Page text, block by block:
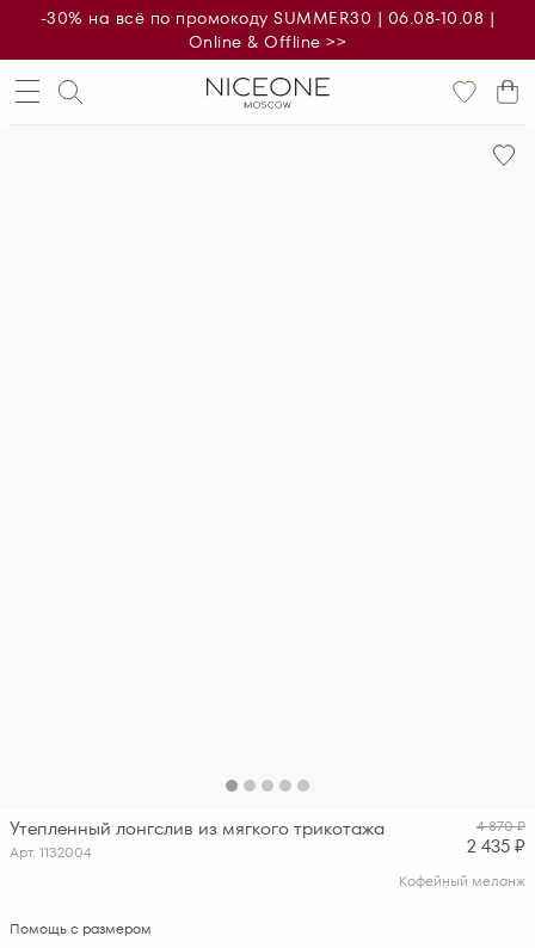
-30% на всё по промокоду SUMMER30 | 06.08-10.08 |
Online & Offline >>
Утепленный лонгслив из мягкого трикотажа
Арт. 1132004
4 870 ₽
2 435 ₽
Кофейный меланж
Помощь с размером